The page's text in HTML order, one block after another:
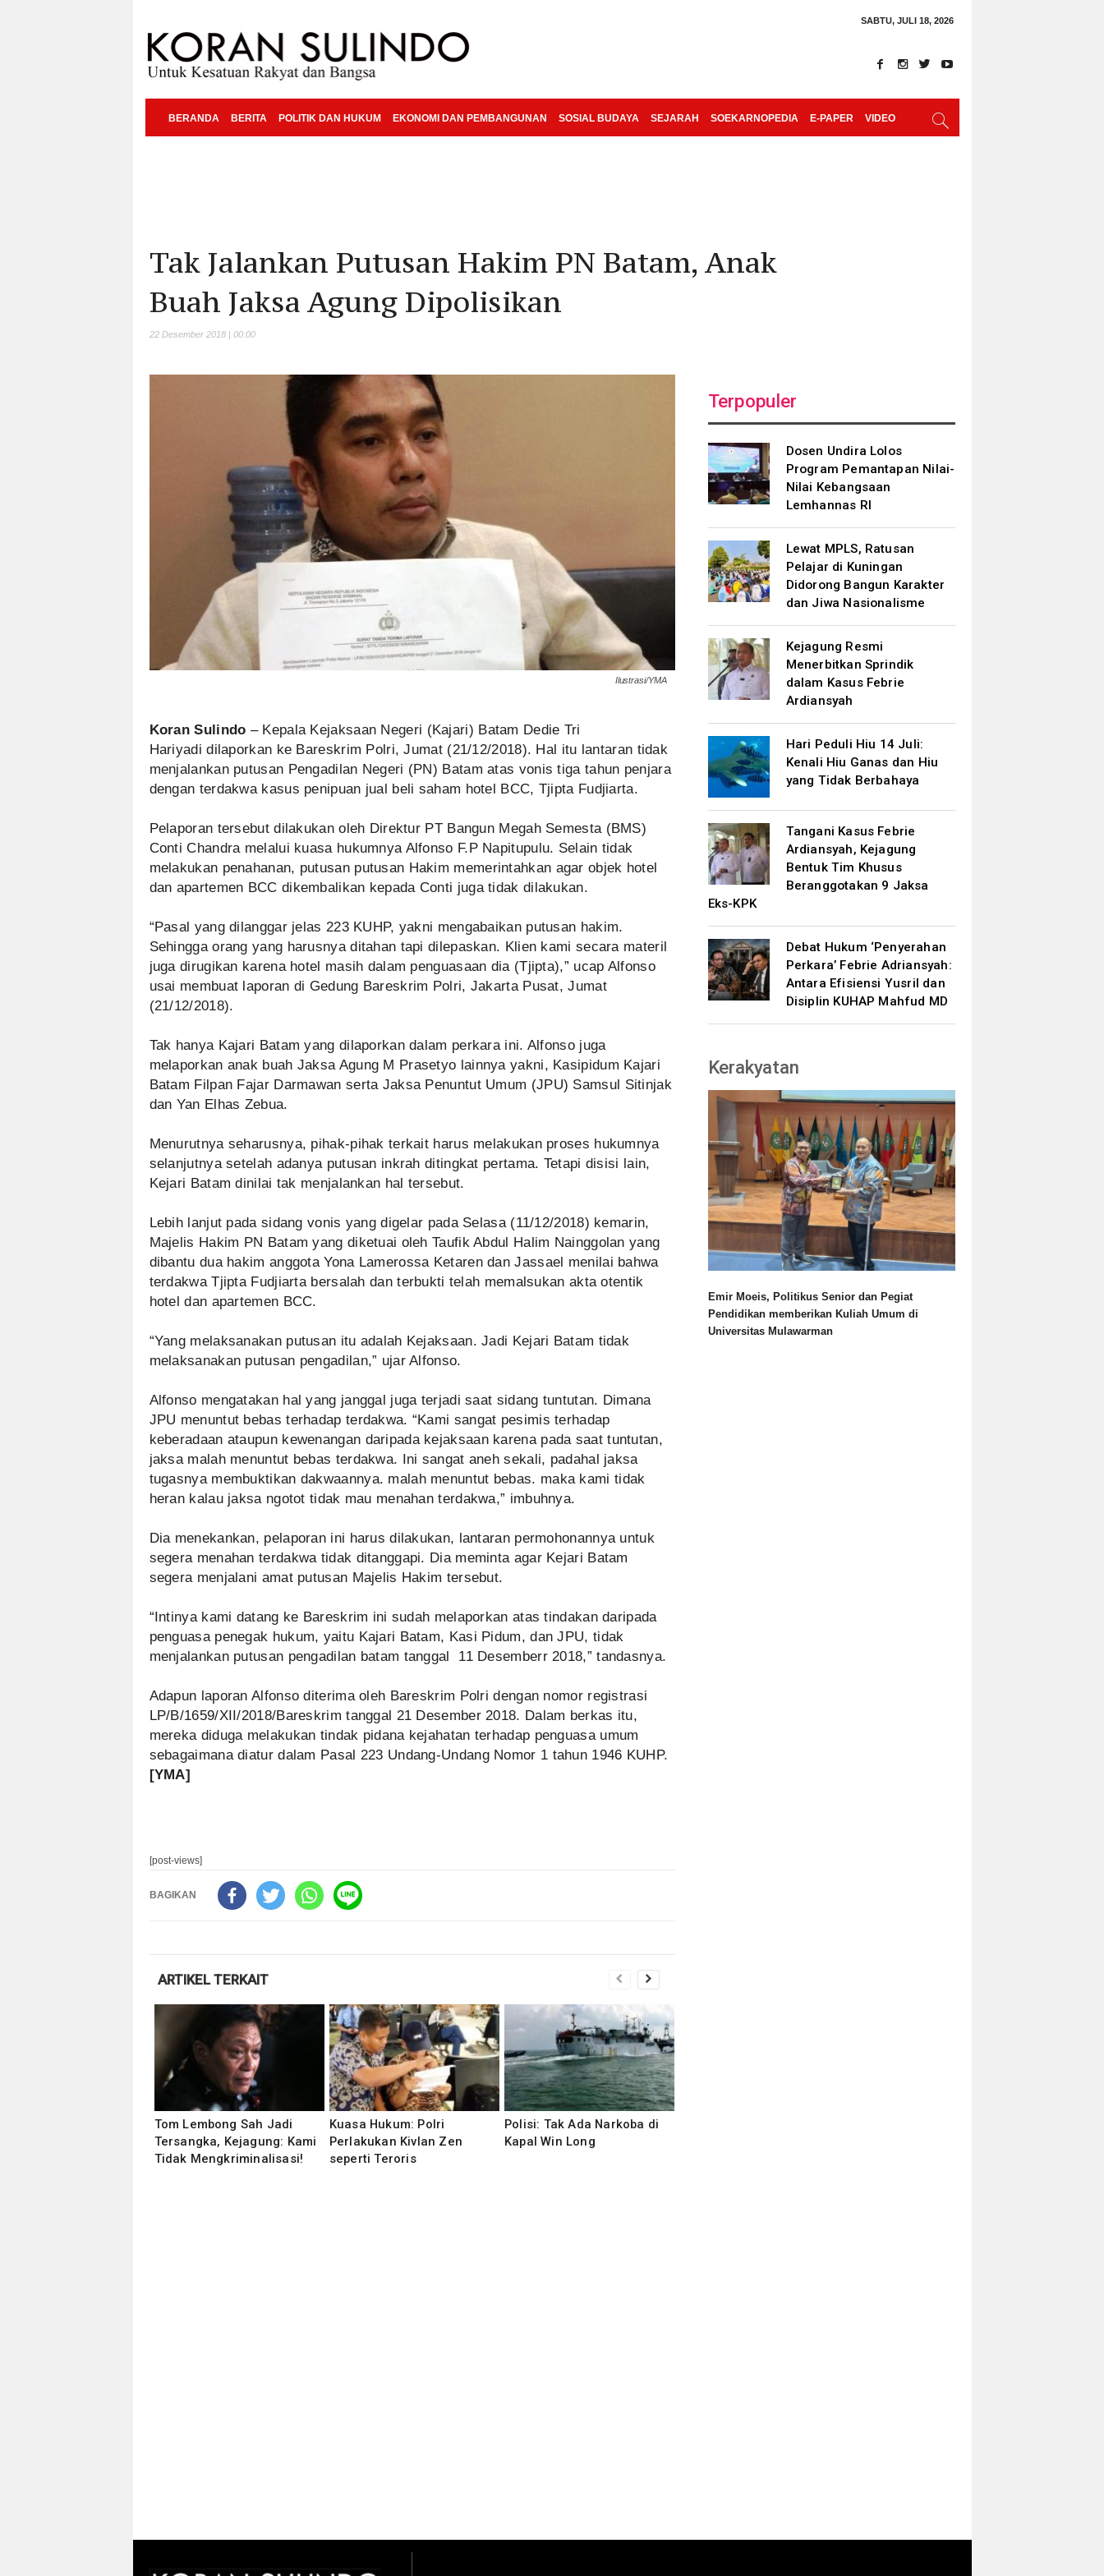
SABTU, JULI 18, 2026
BERANDA BERITA POLITIK DAN HUKUM EKONOMI DAN PEMBANGUNAN SOSIAL BUDAYA SEJARAH SOEKARNOPEDIA E-PAPER VIDEO
Tak Jalankan Putusan Hakim PN Batam, Anak
Buah Jaksa Agung Dipolisikan
22 Desember 2018 | 00:00
Ilustrasi/YMA
Koran Sulindo – Kepala Kejaksaan Negeri (Kajari) Batam Dedie Tri
Hariyadi dilaporkan ke Bareskrim Polri, Jumat (21/12/2018). Hal itu lantaran tidak
menjalankan putusan Pengadilan Negeri (PN) Batam atas vonis tiga tahun penjara
dengan terdakwa kasus penipuan jual beli saham hotel BCC, Tjipta Fudjiarta.
Pelaporan tersebut dilakukan oleh Direktur PT Bangun Megah Semesta (BMS)
Conti Chandra melalui kuasa hukumnya Alfonso F.P Napitupulu. Selain tidak
melakukan penahanan, putusan putusan Hakim memerintahkan agar objek hotel
dan apartemen BCC dikembalikan kepada Conti juga tidak dilakukan.
“Pasal yang dilanggar jelas 223 KUHP, yakni mengabaikan putusan hakim.
Sehingga orang yang harusnya ditahan tapi dilepaskan. Klien kami secara materil
juga dirugikan karena hotel masih dalam penguasaan dia (Tjipta),” ucap Alfonso
usai membuat laporan di Gedung Bareskrim Polri, Jakarta Pusat, Jumat
(21/12/2018).
Tak hanya Kajari Batam yang dilaporkan dalam perkara ini. Alfonso juga
melaporkan anak buah Jaksa Agung M Prasetyo lainnya yakni, Kasipidum Kajari
Batam Filpan Fajar Darmawan serta Jaksa Penuntut Umum (JPU) Samsul Sitinjak
dan Yan Elhas Zebua.
Menurutnya seharusnya, pihak-pihak terkait harus melakukan proses hukumnya
selanjutnya setelah adanya putusan inkrah ditingkat pertama. Tetapi disisi lain,
Kejari Batam dinilai tak menjalankan hal tersebut.
Lebih lanjut pada sidang vonis yang digelar pada Selasa (11/12/2018) kemarin,
Majelis Hakim PN Batam yang diketuai oleh Taufik Abdul Halim Nainggolan yang
dibantu dua hakim anggota Yona Lamerossa Ketaren dan Jassael menilai bahwa
terdakwa Tjipta Fudjiarta bersalah dan terbukti telah memalsukan akta otentik
hotel dan apartemen BCC.
“Yang melaksanakan putusan itu adalah Kejaksaan. Jadi Kejari Batam tidak
melaksanakan putusan pengadilan,” ujar Alfonso.
Alfonso mengatakan hal yang janggal juga terjadi saat sidang tuntutan. Dimana
JPU menuntut bebas terhadap terdakwa. “Kami sangat pesimis terhadap
keberadaan ataupun kewenangan daripada kejaksaan karena pada saat tuntutan,
jaksa malah menuntut bebas terdakwa. Ini sangat aneh sekali, padahal jaksa
tugasnya membuktikan dakwaannya. malah menuntut bebas. maka kami tidak
heran kalau jaksa ngotot tidak mau menahan terdakwa,” imbuhnya.
Dia menekankan, pelaporan ini harus dilakukan, lantaran permohonannya untuk
segera menahan terdakwa tidak ditanggapi. Dia meminta agar Kejari Batam
segera menjalani amat putusan Majelis Hakim tersebut.
“Intinya kami datang ke Bareskrim ini sudah melaporkan atas tindakan daripada
penguasa penegak hukum, yaitu Kajari Batam, Kasi Pidum, dan JPU, tidak
menjalankan putusan pengadilan batam tanggal 11 Desemberr 2018,” tandasnya.
Adapun laporan Alfonso diterima oleh Bareskrim Polri dengan nomor registrasi
LP/B/1659/XII/2018/Bareskrim tanggal 21 Desember 2018. Dalam berkas itu,
mereka diduga melakukan tindak pidana kejahatan terhadap penguasa umum
sebagaimana diatur dalam Pasal 223 Undang-Undang Nomor 1 tahun 1946 KUHP.
[YMA]
[post-views]
BAGIKAN
ARTIKEL TERKAIT
Tom Lembong Sah Jadi
Tersangka, Kejagung: Kami
Tidak Mengkriminalisasi!
Kuasa Hukum: Polri
Perlakukan Kivlan Zen
seperti Teroris
Polisi: Tak Ada Narkoba di
Kapal Win Long
Terpopuler
Dosen Undira Lolos
Program Pemantapan Nilai-
Nilai Kebangsaan
Lemhannas RI
Lewat MPLS, Ratusan
Pelajar di Kuningan
Didorong Bangun Karakter
dan Jiwa Nasionalisme
Kejagung Resmi
Menerbitkan Sprindik
dalam Kasus Febrie
Ardiansyah
Hari Peduli Hiu 14 Juli:
Kenali Hiu Ganas dan Hiu
yang Tidak Berbahaya
Tangani Kasus Febrie
Ardiansyah, Kejagung
Bentuk Tim Khusus
Beranggotakan 9 Jaksa
Eks-KPK
Debat Hukum ‘Penyerahan
Perkara’ Febrie Adriansyah:
Antara Efisiensi Yusril dan
Disiplin KUHAP Mahfud MD
Kerakyatan
Emir Moeis, Politikus Senior dan Pegiat
Pendidikan memberikan Kuliah Umum di
Universitas Mulawarman